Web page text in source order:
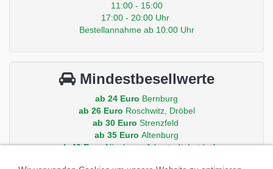
11:00 - 15:00
17:00 - 20:00 Uhr
Bestellannahme ab 10:00 Uhr
Mindestbesellwerte
ab 24 Euro Bernburg
ab 26 Euro Roschwitz, Dröbel
ab 30 Euro Strenzfeld
ab 35 Euro Altenburg
ab 40 EuroNienburg, Aderstedt, Latdorf